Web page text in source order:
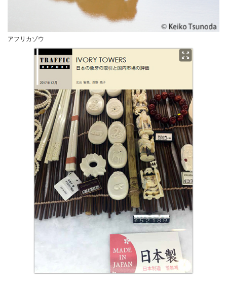
アフリカゾウ